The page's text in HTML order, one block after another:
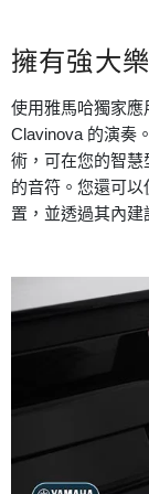
擁有強大
使用雅馬哈獨家應
Clavinova 的演奏
術，可在您的智慧
的音符。您還可
置，並透過其內建